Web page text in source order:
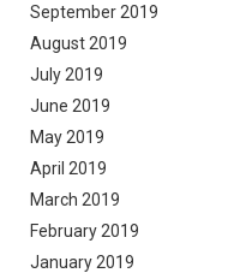
September 2019
August 2019
July 2019
June 2019
May 2019
April 2019
March 2019
February 2019
January 2019